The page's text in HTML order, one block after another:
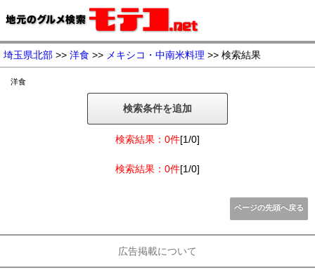
埼玉県北部 >> 洋食 >> メキシコ・中南米料理 >> 検索結果
洋食
検索条件を追加
検索結果：0件[1/0]
検索結果：0件[1/0]
ページの先頭へ戻る
広告掲載について